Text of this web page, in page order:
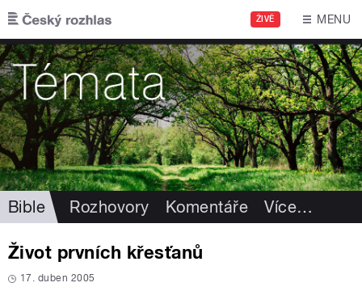
Přejít k hlavnímu obsahu
ŽIVĚ MENU
Bible Rozhovory Komentáře Více…
Život prvních křesťanů
17. duben 2005